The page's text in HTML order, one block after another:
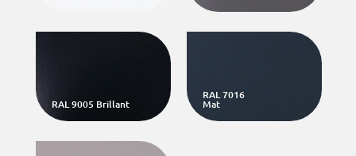
RAL 9005 Brillant
RAL 7016
Mat